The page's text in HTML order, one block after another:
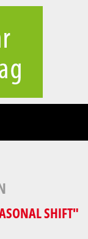
SHIFT"